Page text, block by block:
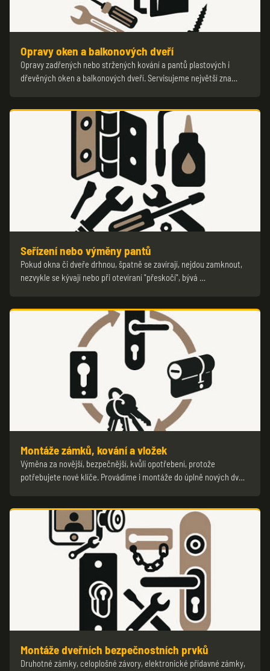
Opravy oken a balkonových dveří
Opravy zadřených nebo stržených kování a pantů plastových i
dřevěných oken a balkonových dveří. Servisujeme největší zna…
Seřízení nebo výměny pantů
Pokud okna či dveře drhnou, špatně se zavírají, nejdou zamknout,
nezvykle se kývají nebo při otevíraní "přeskočí", bývá …
Montáže zámků, kování a vložek
Výměna za novější, bezpečnější, kvůli opotřebení, protože
potřebujete nové klíče. Provádíme i montáže do úplně nových dv…
Montáže dveřních bezpečnostních prvků
Druhotné zámky, celoplošné závory, elektronické přídavné zámky,